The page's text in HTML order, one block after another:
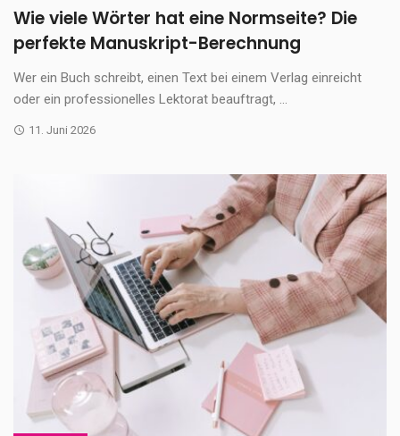
Wie viele Wörter hat eine Normseite? Die
perfekte Manuskript-Berechnung
Wer ein Buch schreibt, einen Text bei einem Verlag einreicht
oder ein professionelles Lektorat beauftragt, ...
11. Juni 2026